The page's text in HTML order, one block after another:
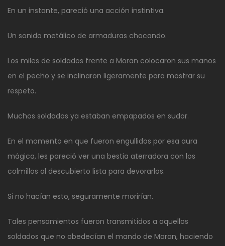
En un instante, pareció una acción instintiva.
Un sonido metálico de armaduras chocando.
Los miles de soldados frente a Moran colocaron sus manos
en el pecho y se inclinaron ligeramente para mostrar su
respeto.
Muchos soldados ya estaban empapados en sudor.
En el momento en que fueron engullidos por esa aura
mágica, les pareció ver una bestia aterradora con los
colmillos al descubierto lista para devorarlos.
Si no hacían esto, seguramente morirían.
Tales pensamientos fueron transmitidos a aquellos
soldados que no obedecían el mando de Moran, haciendo